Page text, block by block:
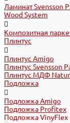
Ламинат Svensson
Wood System
Композитная
Плинтус
Плинтус Amigo
Плинтус Svensson
Плинтус МДФ
Подложка
Подложка Amigo
Подложка Profitex
Подложка VinyFlex